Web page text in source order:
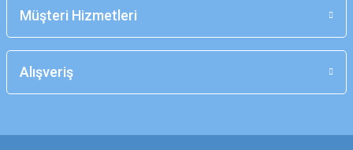
Müşteri Hizmetleri
Alışveriş